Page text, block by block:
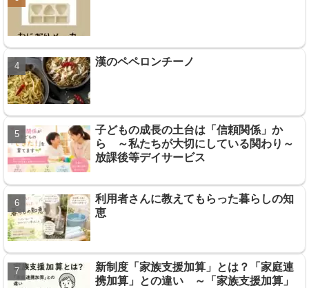
漢のペペロンチーノ
子どもの成長の土台は「信頼関係」か
ら ～私たちが大切にしている関わり～
放課後等デイサービス
利用者さんに教えてもらった暮らしの知
恵
新制度「家族支援加算」とは？「家庭連
携加算」との違い ～「家族支援加算」